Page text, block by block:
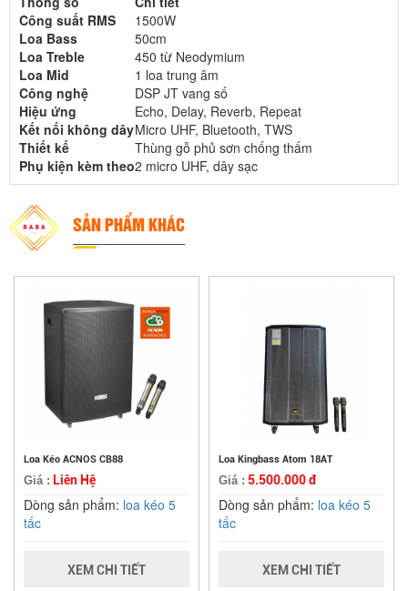
Công suất RMS
1500W
Loa Bass
50cm
Loa Treble
450 từ Neodymium
Loa Mid
1 loa trung âm
Công nghệ
DSP JT vang số
Hiệu ứng
Echo, Delay, Reverb, Repeat
Kết nối không dâyMicro UHF, Bluetooth, TWS
Thiết kế
Thùng gỗ phủ sơn chống thấm
Phụ kiện kèm theo2 micro UHF, dây sạc
SẢN PHẨM KHÁC
Loa Kéo ACNOS CB88
Giá : Liên Hệ
Dòng sản phẩm: loa kéo 5
tấc
XEM CHI TIẾT
Loa Kingbass Atom 18AT
Giá : 5.500.000 đ
Dòng sản phẩm: loa kéo 5
tấc
XEM CHI TIẾT